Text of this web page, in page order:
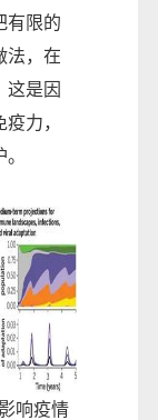
有限的
法，在
这是因
力，
响疫情